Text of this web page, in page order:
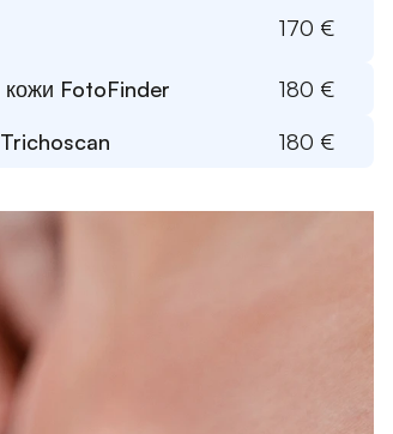
170 €
кожи FotoFinder 180 €
180 €